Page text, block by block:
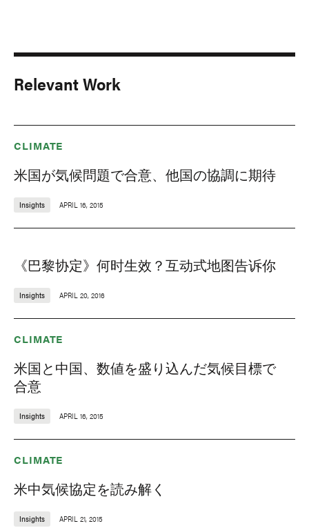
Relevant Work
CLIMATE
米国が気候問題で合意、他国の協調に期待
Insights APRIL 16, 2015
《巴黎协定》何时生效？互动式地图告诉你
Insights APRIL 20, 2016
CLIMATE
米国と中国、数値を盛り込んだ気候目標で
合意
Insights APRIL 16, 2015
CLIMATE
米中気候協定を読み解く
Insights APRIL 21, 2015